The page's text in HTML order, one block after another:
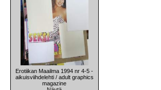
Erotiikan Maailma 1994 nr 4-5 -
aikuisviihdelehti / adult graphics
magazine